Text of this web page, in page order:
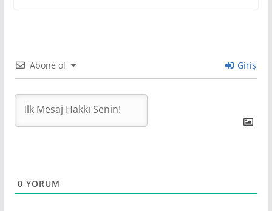
Abone ol Giriş
0 YORUM